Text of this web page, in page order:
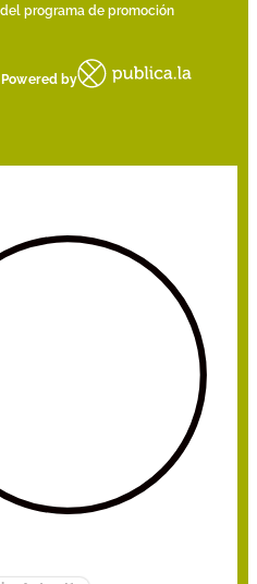
programa de promoción
Powered by